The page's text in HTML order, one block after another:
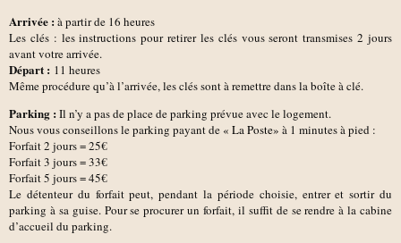
Arrivée : à partir de 16 heures
Les clés : les instructions pour retirer les clés vous seront transmises 2 jours
avant votre arrivée.
Départ : 11 heures
Même procédure qu’à l’arrivée, les clés sont à remettre dans la boîte à clé.
Parking : Il n’y a pas de place de parking prévue avec le logement.
Nous vous conseillons le parking payant de « La Poste» à 1 minutes à pied :
Forfait 2 jours = 25€
Forfait 3 jours = 33€
Forfait 5 jours = 45€
Le détenteur du forfait peut, pendant la période choisie, entrer et sortir du
parking à sa guise. Pour se procurer un forfait, il suffit de se rendre à la cabine
d’accueil du parking.